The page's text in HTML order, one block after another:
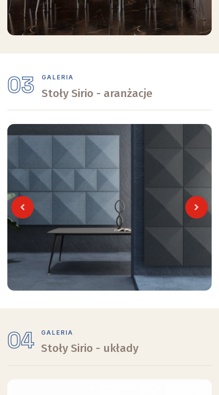
03 GALERIA
Stoły Sirio - aranżacje
Previous Next
04 GALERIA
Stoły Sirio - układy